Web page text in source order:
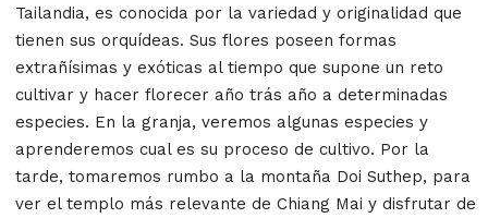
Tailandia, es conocida por la variedad y originalidad que
tienen sus orquídeas. Sus flores poseen formas
extrañísimas y exóticas al tiempo que supone un reto
cultivar y hacer florecer año trás año a determinadas
especies. En la granja, veremos algunas especies y
aprenderemos cual es su proceso de cultivo. Por la
tarde, tomaremos rumbo a la montaña Doi Suthep, para
ver el templo más relevante de Chiang Mai y disfrutar de